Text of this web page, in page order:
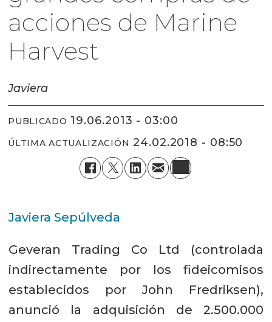
acciones de Marine
Harvest
Javiera
PUBLICADO 19.06.2013 - 03:00
ÚLTIMA ACTUALIZACIÓN 24.02.2018 - 08:50
Javiera Sepúlveda
Geveran Trading Co Ltd (controlada
indirectamente por los fideicomisos
establecidos por John Fredriksen),
anunció la adquisición de 2.500.000